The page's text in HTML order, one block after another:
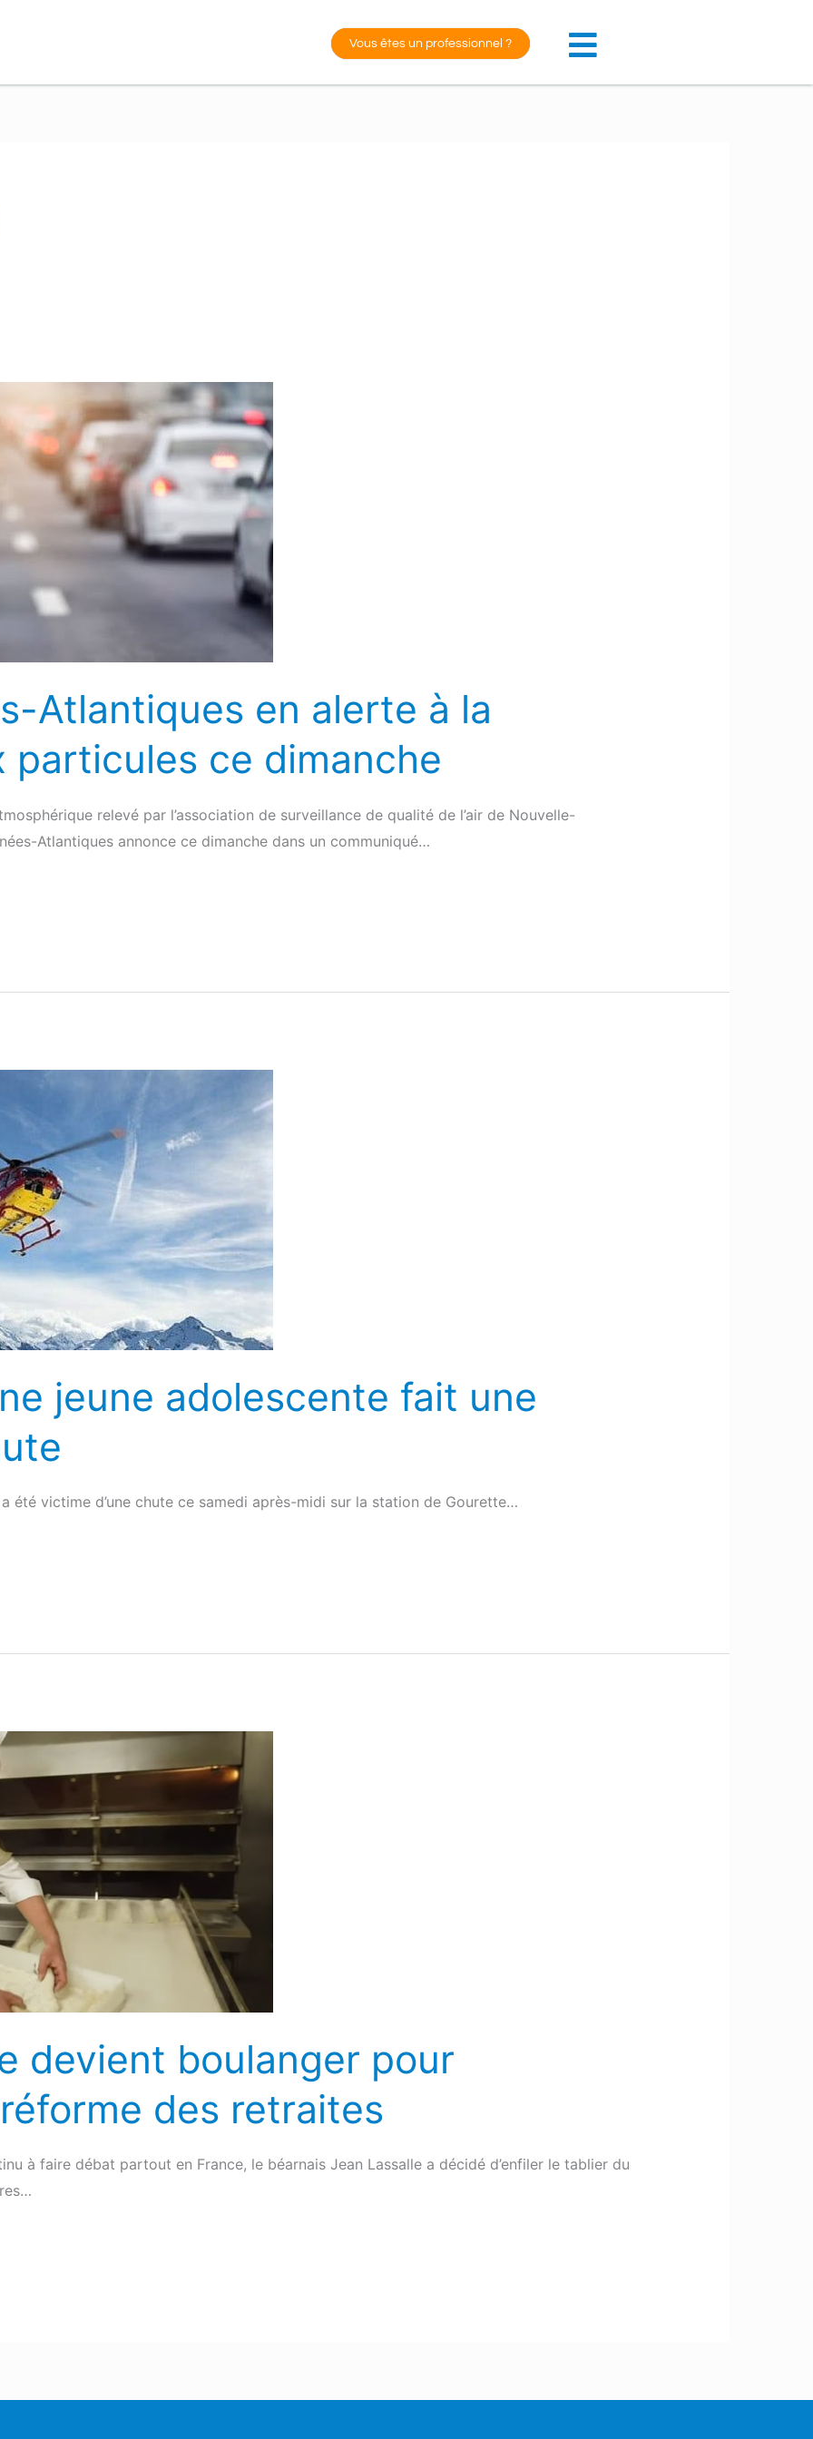
Vous êtes un professionnel ?
Atlantiques en alerte à la
particules ce dimanche
relevé par l’association de surveillance de qualité de l’air de Nouvelle-
Atlantiques annonce ce dimanche dans un communiqué…
jeune adolescente fait une
été victime d’une chute ce samedi après-midi sur la station de Gourette…
devient boulanger pour
des retraites
à faire débat partout en France, le béarnais Jean Lassalle a décidé d’enfiler le tablier du